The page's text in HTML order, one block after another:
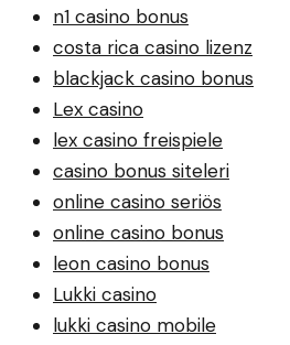
n1 casino bonus
costa rica casino lizenz
blackjack casino bonus
Lex casino
lex casino freispiele
casino bonus siteleri
online casino seriös
online casino bonus
leon casino bonus
Lukki casino
lukki casino mobile